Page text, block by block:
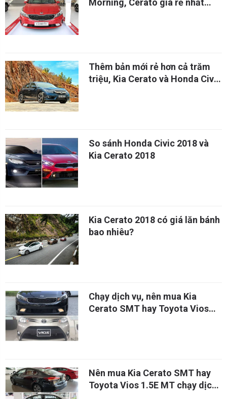
Morning, Cerato giá rẻ nhất
Thêm bản mới rẻ hơn cả trăm
triệu, Kia Cerato và Honda Civic
So sánh Honda Civic 2018 và
Kia Cerato 2018
Kia Cerato 2018 có giá lăn bánh
bao nhiêu?
Chạy dịch vụ, nên mua Kia
Cerato SMT hay Toyota Vios
Nên mua Kia Cerato SMT hay
Toyota Vios 1.5E MT chạy dịch